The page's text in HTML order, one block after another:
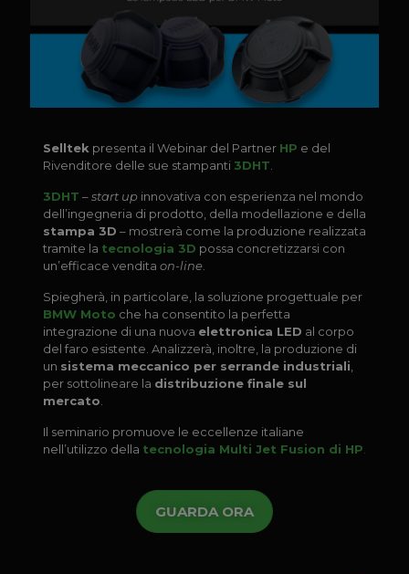
Selltek presenta il Webinar del Partner HP e del
Rivenditore delle sue stampanti 3DHT
3DHT –start upinnovativa con esperienza nel mondo
dell’ingegneria di prodotto, della modellazione e della
stampa 3D – mostrerà come la produzione realizzata
tramite la tecnologia 3D possa concretizzarsi con
un’efficace vendita on-line.
Spiegherà, in particolare, la soluzione progettuale per
BMW Moto che ha consentito la perfetta
integrazione di una nuova elettronica LED al corpo
del faro esistente. Analizzerà, inoltre, la produzione di
un sistema meccanico per serrande industriali
per sottolineare la distribuzione finale sul
mercato
Il seminario promuove le eccellenze italiane
nell’utilizzo della tecnologia Multi Jet Fusion di HP
GUARDA ORA